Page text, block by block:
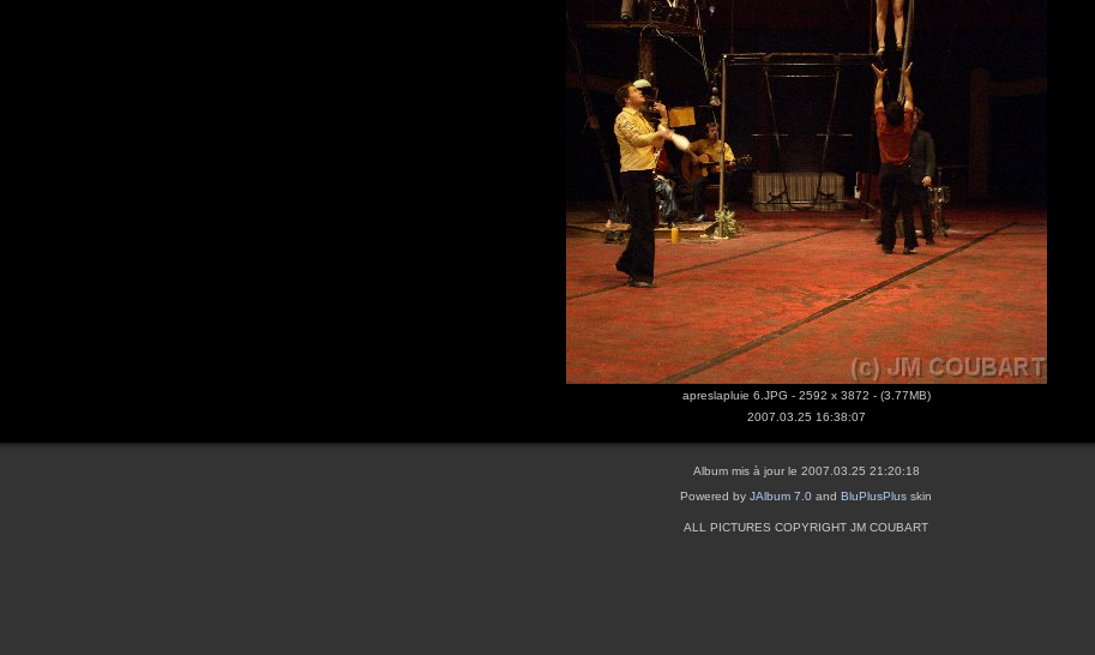
apreslapluie 6.JPG - 2592 x 3872 - (3.77MB)
2007.03.25 16:38:07
Album mis à jour le 2007.03.25 21:20:18
Powered by JAlbum 7.0 and BluPlusPlus skin
ALL PICTURES COPYRIGHT JM COUBART